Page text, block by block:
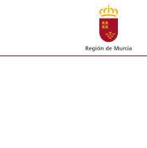
Buscar